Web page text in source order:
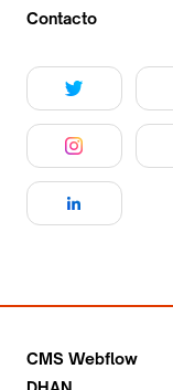
Contacto
CMS Webflow